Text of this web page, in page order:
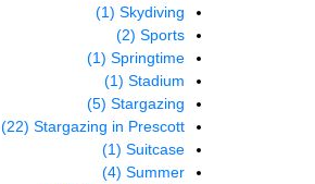
Skydiving
(1)
Sports
(2)
Springtime
(1)
Stadium
(1)
Stargazing
(5)
Stargazing in Prescott
(22)
Suitcase
(1)
Summer
(4)